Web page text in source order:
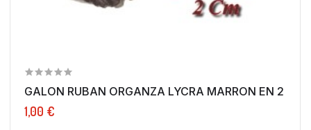
GALON RUBAN ORGANZA LYCRA
1,00 €